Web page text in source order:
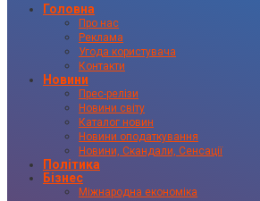
Головна
Про нас
Реклама
Угода користувача
Контакти
Новини
Прес-релізи
Новини світу
Каталог новин
Новини оподаткування
Новини, Скандали, Сенсації
Політика
Бізнес
Міжнародна економіка